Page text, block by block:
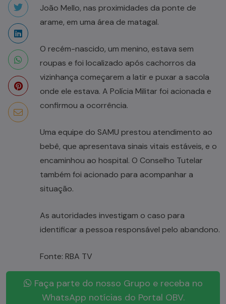
João Mello, nas proximidades da ponte de
arame, em uma área de matagal.
O recém-nascido, um menino, estava sem
roupas e foi localizado após cachorros da
vizinhança começarem a latir e puxar a sacola
onde ele estava. A Polícia Militar foi acionada e
confirmou a ocorrência.
Uma equipe do SAMU prestou atendimento ao
bebê, que apresentava sinais vitais estáveis, e o
encaminhou ao hospital. O Conselho Tutelar
também foi acionado para acompanhar a
situação.
As autoridades investigam o caso para
identificar a pessoa responsável pelo abandono.
Fonte: RBA TV
Faça parte do nosso Grupo e receba no
WhatsApp notícias do Portal OBV.